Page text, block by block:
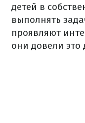
детей в
выполнять
проявляют
они довели